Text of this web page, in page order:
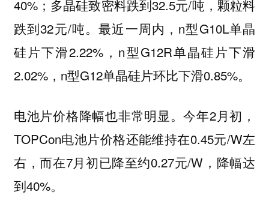
40%；多晶硅致密料跌到32.5元/吨，颗粒料
跌到32元/吨。最近一周内，n型G10L单晶
硅片下滑2.22%，n型G12R单晶硅片下滑
2.02%，n型G12单晶硅片环比下滑0.85%。
电池片价格降幅也非常明显。今年2月初，
TOPCon电池片价格还能维持在0.45元/W左
右，而在7月初已降至约0.27元/W，降幅达
到40%。